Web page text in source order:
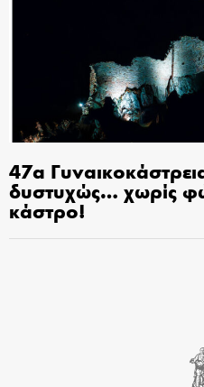
47α
δυστυχώς… χωρίς
κάστρο!